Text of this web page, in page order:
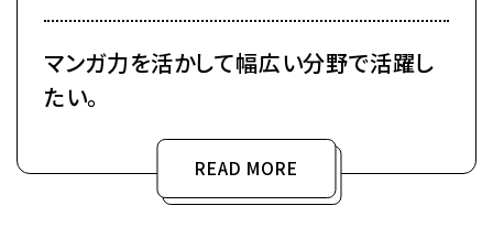
マンガ力を活かして幅広い分野で活躍し
たい。
READ MORE